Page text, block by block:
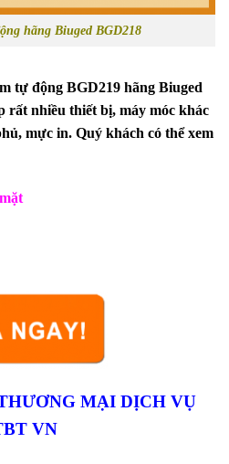
hãng Biuged BGD218
tự động BGD219 hãng Biuged
rất nhiều thiết bị, máy móc khác
mực in. Quý khách có thể xem
MẠI DỊCH VỤ
VN